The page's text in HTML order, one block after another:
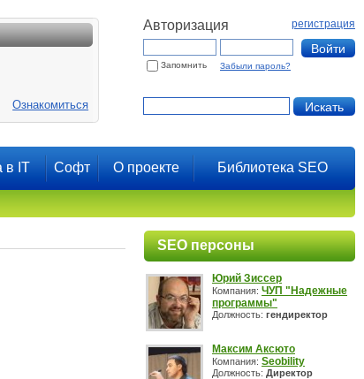
Ознакомиться
Авторизация регистрация
Запомнить Забыли пароль?
в IT Софт О проекте Библиотека SEO
SEO персоны
Юрий Зиссер
Компания: ЧУП "Надежные
программы"
Должность: гендиректор
Максим Аксюто
Компания: Seobility
Должность: Директор